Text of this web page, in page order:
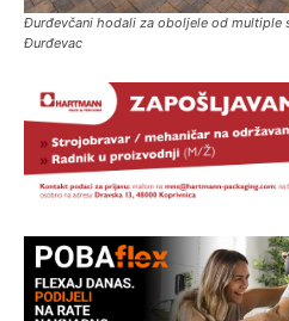
Đurđevčani hodali za oboljele od multiple
Đurđevac